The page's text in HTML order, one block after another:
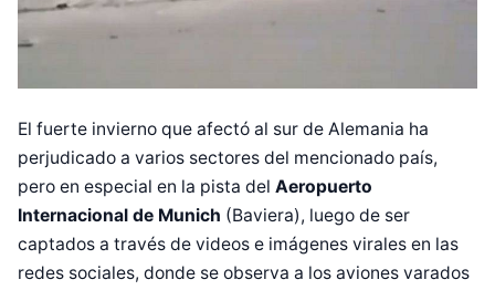
El fuerte invierno que afectó al sur de Alemania ha
perjudicado a varios sectores del mencionado país,
pero en especial en la pista del Aeropuerto
Internacional de Munich (Baviera), luego de ser
captados a través de videos e imágenes virales en las
redes sociales, donde se observa a los aviones varados